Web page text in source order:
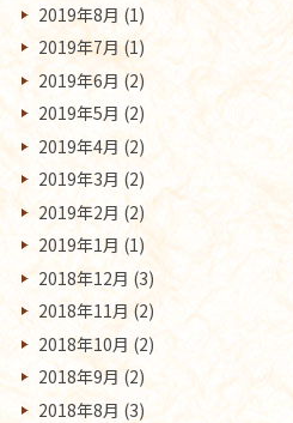
2019年8月 (1)
2019年7月 (1)
2019年6月 (2)
2019年5月 (2)
2019年4月 (2)
2019年3月 (2)
2019年2月 (2)
2019年1月 (1)
2018年12月 (3)
2018年11月 (2)
2018年10月 (2)
2018年9月 (2)
2018年8月 (3)